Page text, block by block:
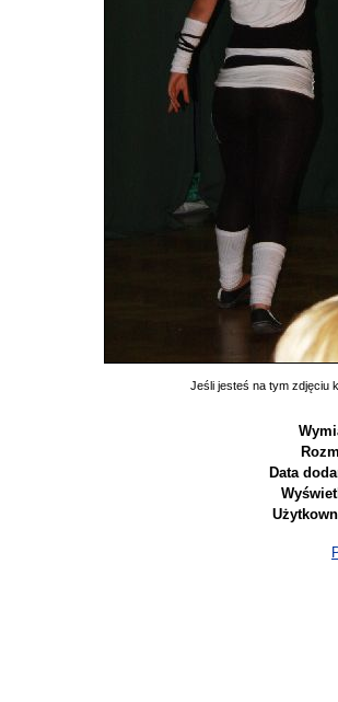
Jeśli jesteś na tym zdjęciu
Data